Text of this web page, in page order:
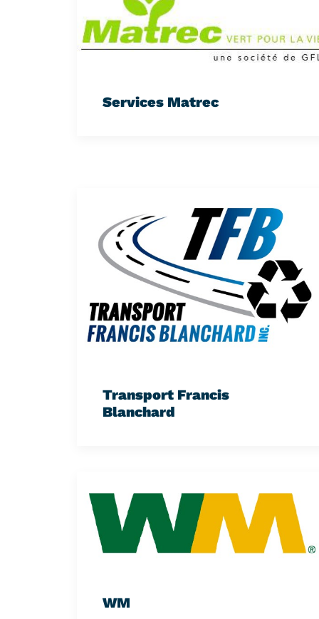
Services Matrec
Transport Francis
Blanchard
WM